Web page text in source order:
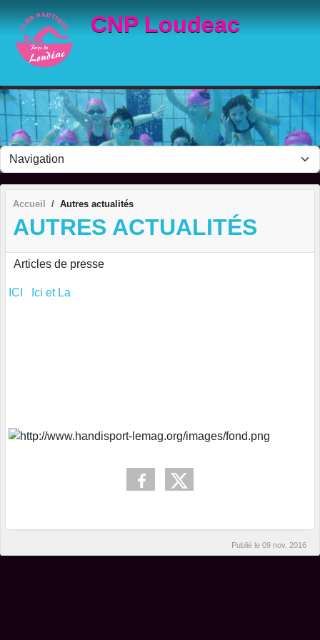
CNP Loudeac
Accueil Autres actualités
AUTRES ACTUALITÉS
Articles de presse
ICI Ici et La
Publié le 09 nov. 2016